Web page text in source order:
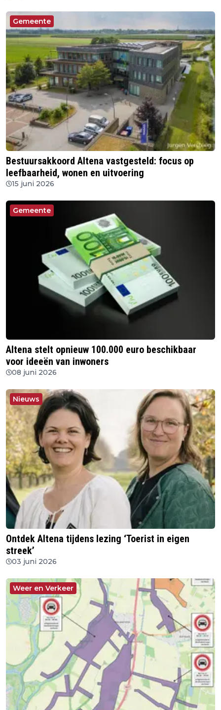
Gemeente
Bestuursakkoord Altena vastgesteld: focus op
leefbaarheid, wonen en uitvoering
15 juni 2026
Gemeente
Altena stelt opnieuw 100.000 euro beschikbaar
voor ideeën van inwoners
08 juni 2026
Nieuws
Ontdek Altena tijdens lezing ‘Toerist in eigen
streek’
03 juni 2026
Weer en Verkeer